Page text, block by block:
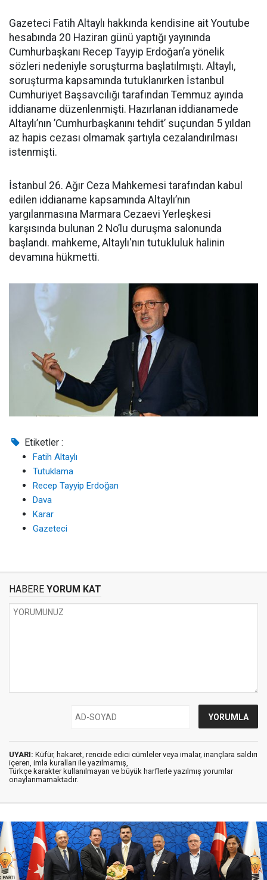
Gazeteci Fatih Altaylı hakkında kendisine ait Youtube
hesabında 20 Haziran günü yaptığı yayınında
Cumhurbaşkanı Recep Tayyip Erdoğan’a yönelik
sözleri nedeniyle soruşturma başlatılmıştı. Altaylı,
soruşturma kapsamında tutuklanırken İstanbul
Cumhuriyet Başsavcılığı tarafından Temmuz ayında
iddianame düzenlenmişti. Hazırlanan iddianamede
Altaylı’nın ’Cumhurbaşkanını tehdit’ suçundan 5 yıldan
az hapis cezası olmamak şartıyla cezalandırılması
istenmişti.
İstanbul 26. Ağır Ceza Mahkemesi tarafından kabul
edilen iddianame kapsamında Altaylı’nın
yargılanmasına Marmara Cezaevi Yerleşkesi
karşısında bulunan 2 No’lu duruşma salonunda
başlandı. mahkeme, Altaylı'nın tutukluluk halinin
devamına hükmetti.
Etiketler :
Fatih Altaylı
Tutuklama
Recep Tayyip Erdoğan
Dava
Karar
Gazeteci
HABERE YORUM KAT
UYARI: Küfür, hakaret, rencide edici cümleler veya imalar, inançlara saldırı
içeren, imla kuralları ile yazılmamış,
Türkçe karakter kullanılmayan ve büyük harflerle yazılmış yorumlar
onaylanmamaktadır.